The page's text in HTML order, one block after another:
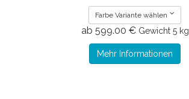
Farbe Variante wählen
ab 599.00 € Gewicht 5 kg
Mehr Informationen